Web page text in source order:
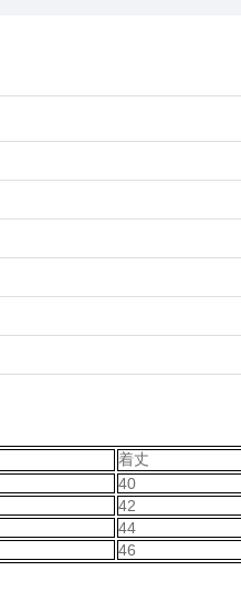
着丈
40
42
44
46